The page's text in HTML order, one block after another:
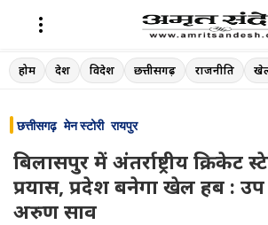
Skip
to
होम देश विदेश छत्तीसगढ़ राजनीति
छत्तीसगढ़ मेन स्टोरी रायपुर
बिलासपुर में अंतर्राष्ट्रीय क्रिकेट
प्रयास, प्रदेश बनेगा खेल हब : उप
अरुण साव